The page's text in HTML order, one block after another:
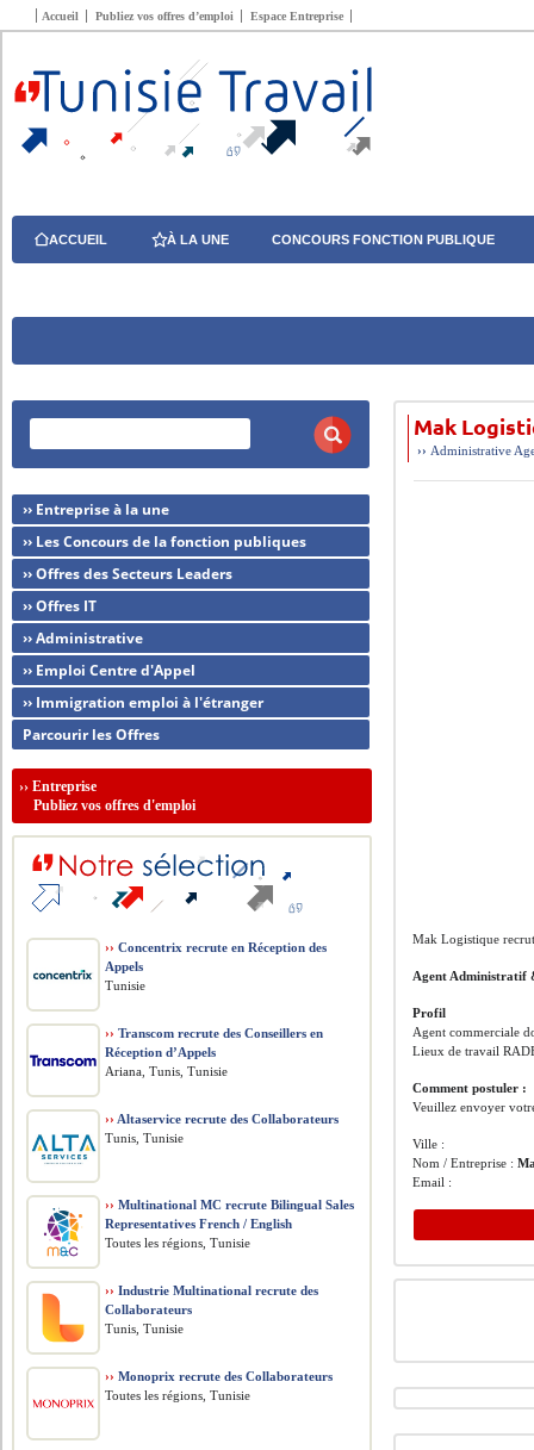
Accueil Publiez vos offres d’emploi Espace Entreprise
ACCUEIL À LA UNE CONCOURS FONCTION PUBLIQUE
Mak
›› Administrative
Mak Logistique
Agent Administratif
Profil
Agent commerciale
Lieux de travail
Comment postuler :
Veuillez envoyer
Ville :
Nom / Entreprise :
Email :
›› Entreprise à la une
›› Les Concours de la fonction publiques
›› Offres des Secteurs Leaders
›› Offres IT
›› Administrative
›› Emploi Centre d'Appel
›› Immigration emploi à l'étranger
Parcourir les Offres
››Entreprise
Publiez vos offres d'emploi
›› Concentrix recrute en Réception des
Appels
Tunisie
›› Transcom recrute des Conseillers en
Réception d’Appels
Ariana, Tunis, Tunisie
›› Altaservice recrute des Collaborateurs
Tunis, Tunisie
›› Multinational MC recrute Bilingual Sales
Representatives French / English
Toutes les régions, Tunisie
›› Industrie Multinational recrute des
Collaborateurs
Tunis, Tunisie
›› Monoprix recrute des Collaborateurs
Toutes les régions, Tunisie